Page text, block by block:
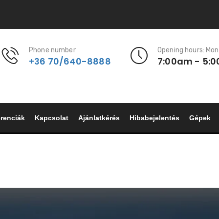
Phone number
+36 70/640-8888
Opening hours:
7:00am -
Kapcsolat Ajánlatkérés Hibabejelentés Gépek